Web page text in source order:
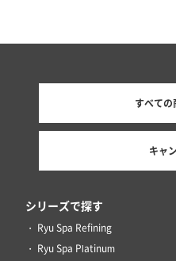
すべての
キャ
シリーズで探す
Ryu Spa Refining
Ryu Spa Platinum